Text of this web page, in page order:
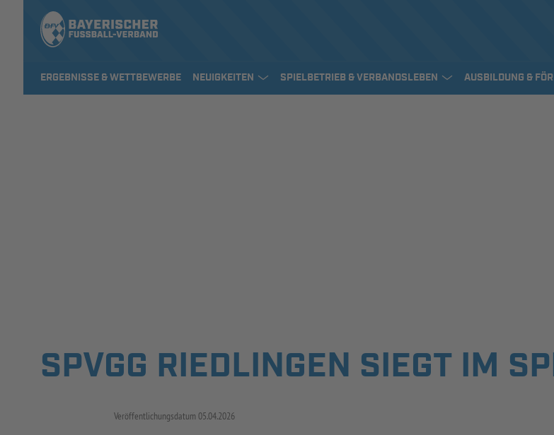
ERGEBNISSE & WETTBEWERBE NEUIGKEITEN SPIELBETRIEB & VERBANDSLEBEN AUSBILDUNG &
SPVGG RIEDLINGEN SIEGT IM
Veröffentlichungsdatum 05.04.2026